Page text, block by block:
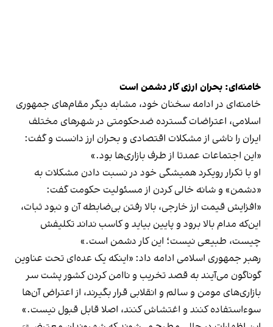
خامنه‌ای: بحران ارزی کار دشمن است
خامنه‌ای در ادامه سخنان خود، مشابه دیگر مقام‌های جمهوری
اسلامی، اعتراضات گسترده ضدحکومتی در شهرهای مختلف
ایران را ناشی از مشکلات اقتصادی و بحران ارز دانست و گفت:
«این اجتماعات عمدتا‌ از طرف بازاری‌ها بود.»
او با تکرار رویکرد همیشگی خود در نسبت دادن مشکلات به
«دشمن» و شانه خالی کردن از مسئولیت حکومت گفت:
«افزایش قیمت ارز خارجی، بالا رفتن بی‌ضابطه آن و نبود ثبات،
این‌که مدام بالا برود و پایین بیاید و کاسب نداند تکلیفش
چیست، طبیعی نیست؛ این کار دشمن است.»
رهبر جمهوری اسلامی ادامه داد: «اینکه یک عده‌ای تحت عناوین
گوناگون می‌آیند به قصد تخریب و ناامن کردن کشور پشت سر
بازاری‌های مومن و سالم و انقلابی قرار بگیرند، از اعتراض آن‌ها
سوء‌استفاده کنند و اغتشاش کنند، اصلا قابل قبول نیست.»